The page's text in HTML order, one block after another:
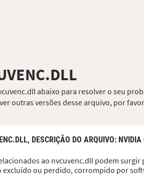
abaixo para resolver o seu
outras versões desse arquivo, por
DESCRIÇÃO DO ARQUIVO: NVIDIA
ao nvcuvenc.dll podem
excluído ou perdido, corrompido por